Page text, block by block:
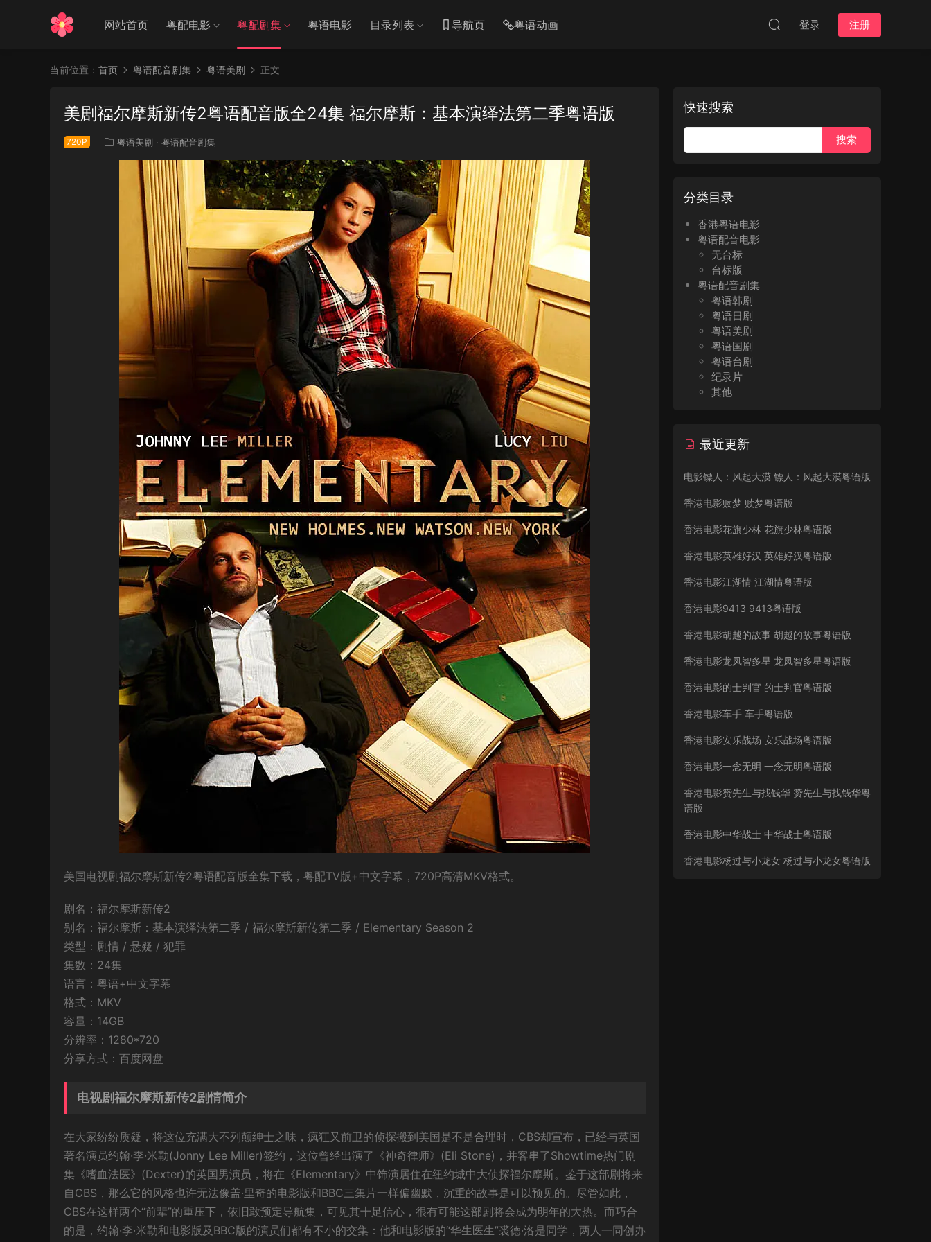
网站首页 粤配电影 粤配剧集 粤语电影 目录列表 导航页 粤语动画 登录 注册
当前位置： 首页 粤语配音剧集 粤语美剧 正文
美剧福尔摩斯新传2粤语配音版全24集 福尔摩斯：基本演绎法第二季粤语版
720P 粤语美剧 · 粤语配音剧集
美国电视剧福尔摩斯新传2粤语配音版全集下载，粤配TV版+中文字幕，720P高清MKV格式。
剧名：福尔摩斯新传2
别名：福尔摩斯：基本演绎法第二季 / 福尔摩斯新传第二季 / Elementary Season 2
类型：剧情 / 悬疑 / 犯罪
集数：24集
语言：粤语+中文字幕
格式：MKV
容量：14GB
分辨率：1280*720
分享方式：百度网盘
电视剧福尔摩斯新传2剧情简介
在大家纷纷质疑，将这位充满大不列颠绅士之味，疯狂又前卫的侦探搬到美国是不是合理时，CBS却宣布，已经与英国
著名演员约翰·李·米勒(Jonny Lee Miller)签约，这位曾经出演了《神奇律师》(Eli Stone)，并客串了Showtime热门剧
集《嗜血法医》(Dexter)的英国男演员，将在《Elementary》中饰演居住在纽约城中大侦探福尔摩斯。鉴于这部剧将来
自CBS，那么它的风格也许无法像盖·里奇的电影版和BBC三集片一样偏幽默，沉重的故事是可以预见的。尽管如此，
CBS在这样两个“前辈”的重压下，依旧敢预定导航集，可见其十足信心，很有可能这部剧将会成为明年的大热。而巧合
的是，约翰·李·米勒和电影版及BBC版的演员们都有不小的交集：他和电影版的“华生医生”裘德·洛是同学，两人一同创办
快速搜索
分类目录
香港粤语电影
粤语配音电影
无台标
台标版
粤语配音剧集
粤语韩剧
粤语日剧
粤语美剧
粤语国剧
粤语台剧
纪录片
其他
最近更新
电影镖人：风起大漠 镖人：风起大漠粤语版
香港电影赎梦 赎梦粤语版
香港电影花旗少林 花旗少林粤语版
香港电影英雄好汉 英雄好汉粤语版
香港电影江湖情 江湖情粤语版
香港电影9413 9413粤语版
香港电影胡越的故事 胡越的故事粤语版
香港电影龙凤智多星 龙凤智多星粤语版
香港电影的士判官 的士判官粤语版
香港电影车手 车手粤语版
香港电影安乐战场 安乐战场粤语版
香港电影一念无明 一念无明粤语版
香港电影赞先生与找钱华 赞先生与找钱华粤
语版
香港电影中华战士 中华战士粤语版
香港电影杨过与小龙女 杨过与小龙女粤语版